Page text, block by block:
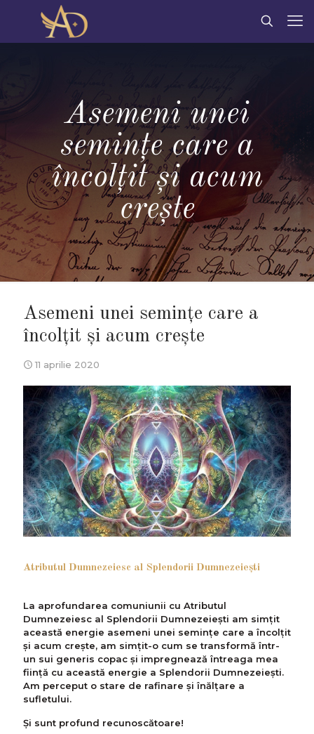
Asemeni unei
semințe care a
încolțit și acum
creşte
Asemeni unei semințe care a
încolțit și acum creşte
11 aprilie 2020
Atributul Dumnezeiesc al Splendorii Dumnezeieşti
La aprofundarea comuniunii cu Atributul
Dumnezeiesc al Splendorii Dumnezeieşti am simțit
această energie asemeni unei semințe care a încolțit
și acum creşte, am simţit-o cum se transformă într-
un sui generis copac şi impregnează întreaga mea
ființă cu această energie a Splendorii Dumnezeieşti.
Am perceput o stare de rafinare și înălțare a
sufletului.
Şi sunt profund recunoscătoare!